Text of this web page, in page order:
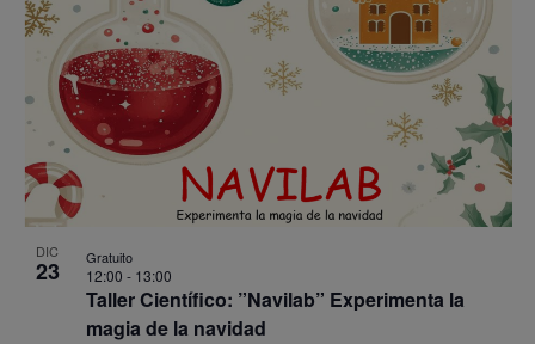
DIC
23
Taller Científico: ”Navilab” Experimenta la
magia de la navidad
12:00 - 13:00
Gratuito